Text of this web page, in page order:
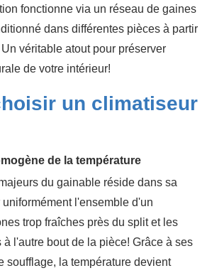
fonctionne via un réseau de gaines
dans différentes pièces à partir
véritable atout pour préserver
de votre intérieur!
un climatiseur
de la température
du gainable réside dans sa
l'ensemble d'un
trop fraîches près du split et les
l'autre bout de la pièce! Grâce à ses
soufflage, la température devient